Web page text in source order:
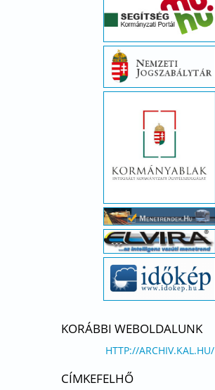
KORÁBBI WEBOLDALUNK
HTTP://ARCHIV.KAL.HU/
CÍMKEFELHŐ